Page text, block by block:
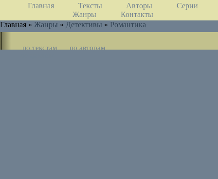
Главная Тексты Авторы
Серии
Жанры
Контакты
Главная » Жанры » Детективы » Романтика
по текстам
по авторам